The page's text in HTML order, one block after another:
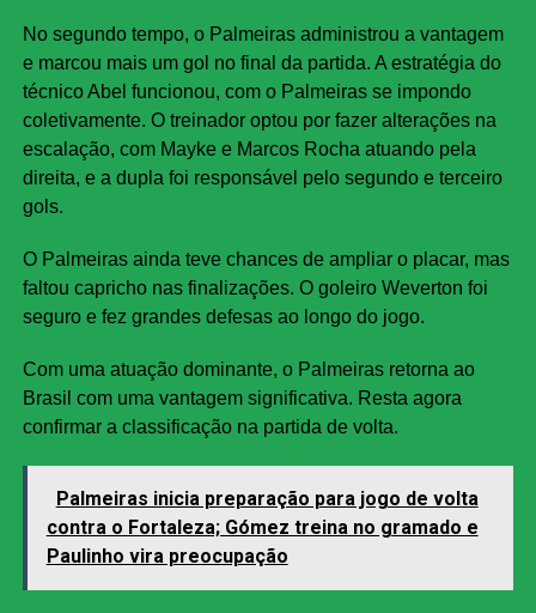
No segundo tempo, o Palmeiras administrou a vantagem
e marcou mais um gol no final da partida. A estratégia do
técnico Abel funcionou, com o Palmeiras se impondo
coletivamente. O treinador optou por fazer alterações na
escalação, com Mayke e Marcos Rocha atuando pela
direita, e a dupla foi responsável pelo segundo e terceiro
gols.
O Palmeiras ainda teve chances de ampliar o placar, mas
faltou capricho nas finalizações. O goleiro Weverton foi
seguro e fez grandes defesas ao longo do jogo.
Com uma atuação dominante, o Palmeiras retorna ao
Brasil com uma vantagem significativa. Resta agora
confirmar a classificação na partida de volta.
Palmeiras inicia preparação para jogo de volta
contra o Fortaleza; Gómez treina no gramado e
Paulinho vira preocupação